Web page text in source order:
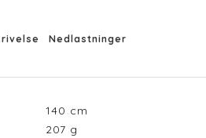
Nedlastninger
140 cm
207 g